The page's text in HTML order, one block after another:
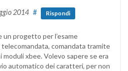
2014 # Rispondi
un progetto per l’esame
comandata tramite
xbee. Volevo sapere se era
automatico dei caratteri, per non